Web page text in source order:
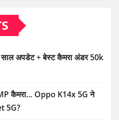
अपडेट + बेस्ट कैमरा अंडर 50k
कैमरा… Oppo K14x 5G ने
5G?